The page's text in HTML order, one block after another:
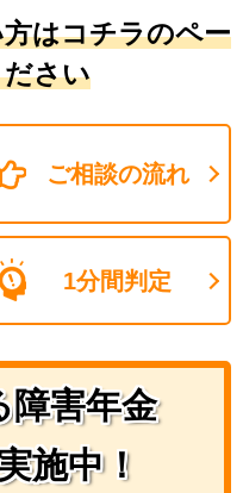
はコチラのペー
さい
ご相談の流れ
1分間判定
障害年金
施中！